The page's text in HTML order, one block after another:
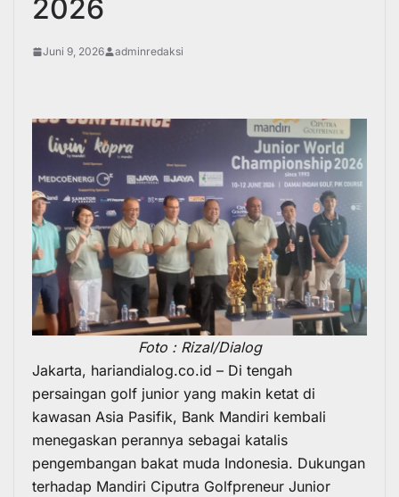
2026
Juni 9, 2026 adminredaksi
Foto : Rizal/Dialog
Jakarta, hariandialog.co.id – Di tengah
persaingan golf junior yang makin ketat di
kawasan Asia Pasifik, Bank Mandiri kembali
menegaskan perannya sebagai katalis
pengembangan bakat muda Indonesia. Dukungan
terhadap Mandiri Ciputra Golfpreneur Junior